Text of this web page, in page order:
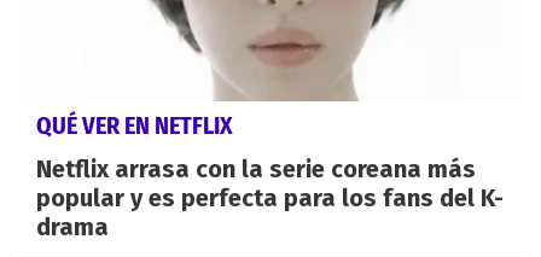
QUÉ VER EN NETFLIX
Netflix arrasa con la serie coreana más
popular y es perfecta para los fans del K-
drama